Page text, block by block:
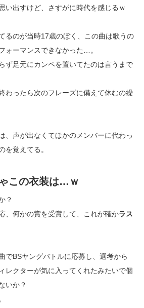
い出すけど、さすがに時代を感じるｗ
るのが当時17歳のぼく、この曲は歌うの
ォーマンスできなかった…。
ず足元にカンペを置いてたのは言うまで
わったら次のフレーズに備えて休むの繰
、声が出なくてほかのメンバーに代わっ
を覚えてる。
この衣装は…ｗ
？
、何かの賞を受賞して、これが確かラス
でBSヤングバトルに応募し、選考から
レクターが気に入ってくれたみたいで個
いか？